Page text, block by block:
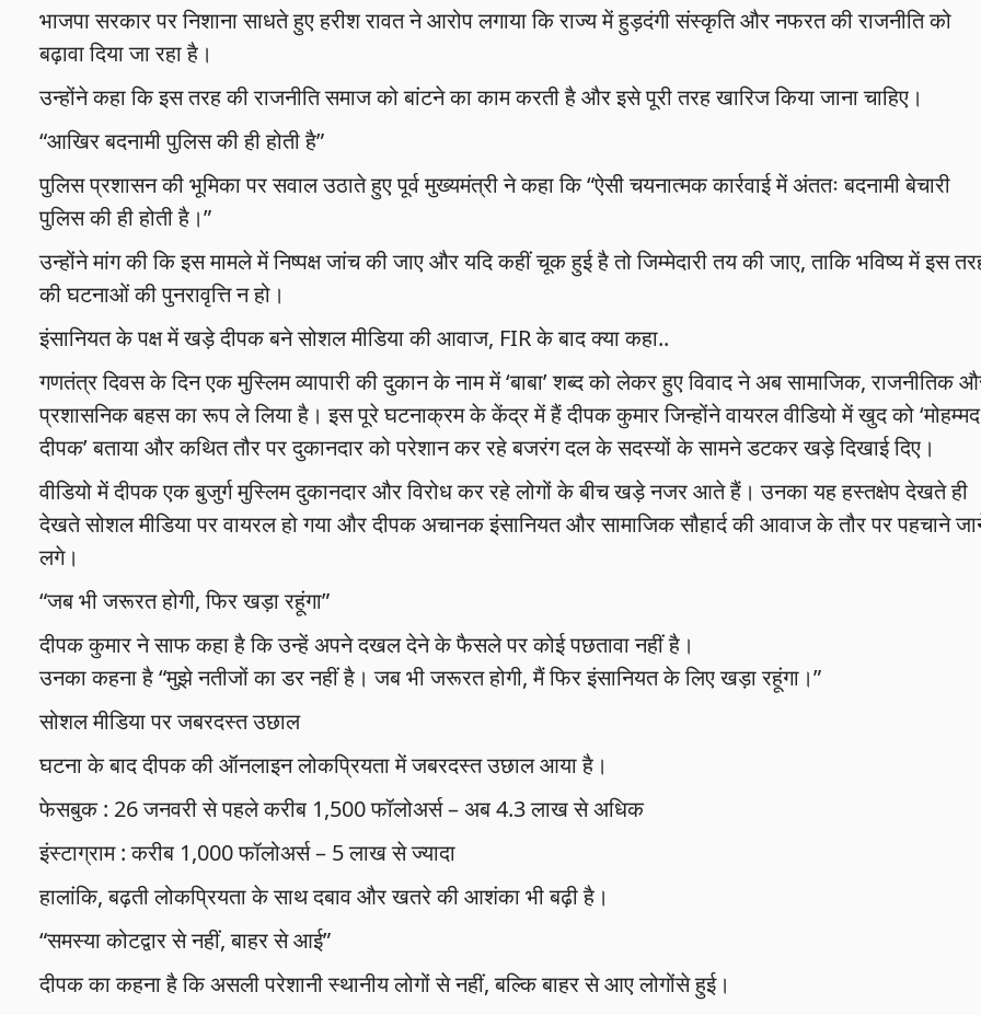
भाजपा सरकार पर निशाना साधते हुए हरीश रावत ने आरोप लगाया कि राज्य में हुड़दंगी संस्कृति और नफरत की राजनीति को
बढ़ावा दिया जा रहा है।
उन्होंने कहा कि इस तरह की राजनीति समाज को बांटने का काम करती है और इसे पूरी तरह खारिज किया जाना चाहिए।
“आखिर बदनामी पुलिस की ही होती है”
पुलिस प्रशासन की भूमिका पर सवाल उठाते हुए पूर्व मुख्यमंत्री ने कहा कि “ऐसी चयनात्मक कार्रवाई में अंततः बदनामी बेचारी
पुलिस की ही होती है।”
उन्होंने मांग की कि इस मामले में निष्पक्ष जांच की जाए और यदि कहीं चूक हुई है तो जिम्मेदारी तय की जाए, ताकि भविष्य में इस
की घटनाओं की पुनरावृत्ति न हो।
इंसानियत के पक्ष में खड़े दीपक बने सोशल मीडिया की आवाज, FIR के बाद क्या कहा..
गणतंत्र दिवस के दिन एक मुस्लिम व्यापारी की दुकान के नाम में ‘बाबा’ शब्द को लेकर हुए विवाद ने अब सामाजिक, राजनीतिक
प्रशासनिक बहस का रूप ले लिया है। इस पूरे घटनाक्रम के केंद्र में हैं दीपक कुमार जिन्होंने वायरल वीडियो में खुद को ‘मोहम्मद
दीपक’ बताया और कथित तौर पर दुकानदार को परेशान कर रहे बजरंग दल के सदस्यों के सामने डटकर खड़े दिखाई दिए।
वीडियो में दीपक एक बुजुर्ग मुस्लिम दुकानदार और विरोध कर रहे लोगों के बीच खड़े नजर आते हैं। उनका यह हस्तक्षेप देखते ही
देखते सोशल मीडिया पर वायरल हो गया और दीपक अचानक इंसानियत और सामाजिक सौहार्द की आवाज के तौर पर पहचाने
लगे।
“जब भी जरूरत होगी, फिर खड़ा रहूंगा”
दीपक कुमार ने साफ कहा है कि उन्हें अपने दखल देने के फैसले पर कोई पछतावा नहीं है।
उनका कहना है “मुझे नतीजों का डर नहीं है। जब भी जरूरत होगी, मैं फिर इंसानियत के लिए खड़ा रहूंगा।”
सोशल मीडिया पर जबरदस्त उछाल
घटना के बाद दीपक की ऑनलाइन लोकप्रियता में जबरदस्त उछाल आया है।
फेसबुक : 26 जनवरी से पहले करीब 1,500 फॉलोअर्स – अब 4.3 लाख से अधिक
इंस्टाग्राम : करीब 1,000 फॉलोअर्स – 5 लाख से ज्यादा
हालांकि, बढ़ती लोकप्रियता के साथ दबाव और खतरे की आशंका भी बढ़ी है।
“समस्या कोटद्वार से नहीं, बाहर से आई”
दीपक का कहना है कि असली परेशानी स्थानीय लोगों से नहीं, बल्कि बाहर से आए लोगोंसे हुई।